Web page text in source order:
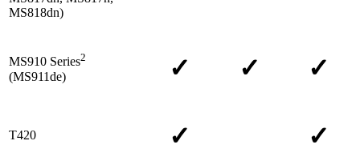
MS818dn)
MS910 Series2
(MS911de) ✓ ✓ ✓
T420 ✓ ✓